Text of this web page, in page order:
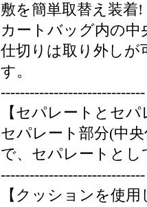
敷を簡単取替え装着!
カートバッグ内の中
仕切りは取り外しが
す。
------------------------------
【セパレートとセ
セパレート部分(中
で、セパレートと
------------------------------
【クッションを使